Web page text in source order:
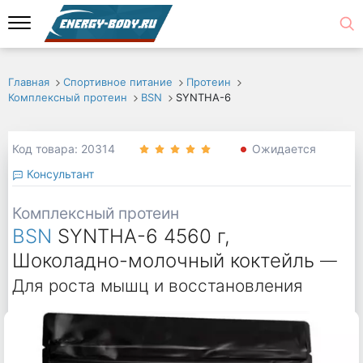
Главная Спортивное питание
Протеин
Комплексный протеин
BSN SYNTHA-6
Код товара: 20314
Ожидается
Консультант
Комплексный протеин
BSN SYNTHA-6 4560 г,
Шоколадно-молочный коктейль —
Для роста мышц и восстановления